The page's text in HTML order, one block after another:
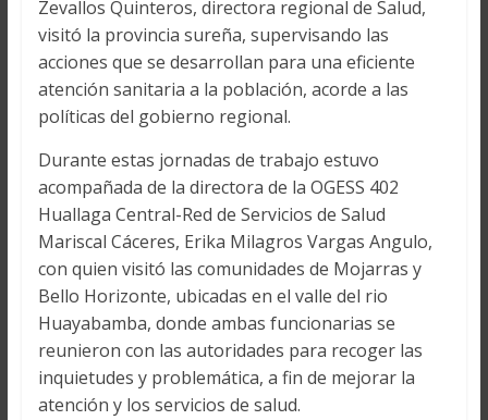
Zevallos Quinteros, directora regional de Salud,
visitó la provincia sureña, supervisando las
acciones que se desarrollan para una eficiente
atención sanitaria a la población, acorde a las
políticas del gobierno regional.
Durante estas jornadas de trabajo estuvo
acompañada de la directora de la OGESS 402
Huallaga Central-Red de Servicios de Salud
Mariscal Cáceres, Erika Milagros Vargas Angulo,
con quien visitó las comunidades de Mojarras y
Bello Horizonte, ubicadas en el valle del rio
Huayabamba, donde ambas funcionarias se
reunieron con las autoridades para recoger las
inquietudes y problemática, a fin de mejorar la
atención y los servicios de salud.